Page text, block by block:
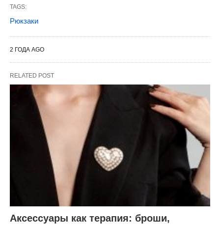
TAGS:
Рюкзаки
2 ГОДА AGO
RELATED POST
Аксессуары как терапия: броши,